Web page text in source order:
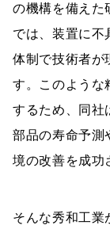
の機構を備えた
では、装置に不
体制で技術者が
す。このような
するため、同社
部品の寿命予測
境の改善を成功
そんな秀和工業